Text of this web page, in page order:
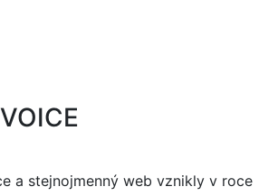
a stejnojmenný web vznikly v roce